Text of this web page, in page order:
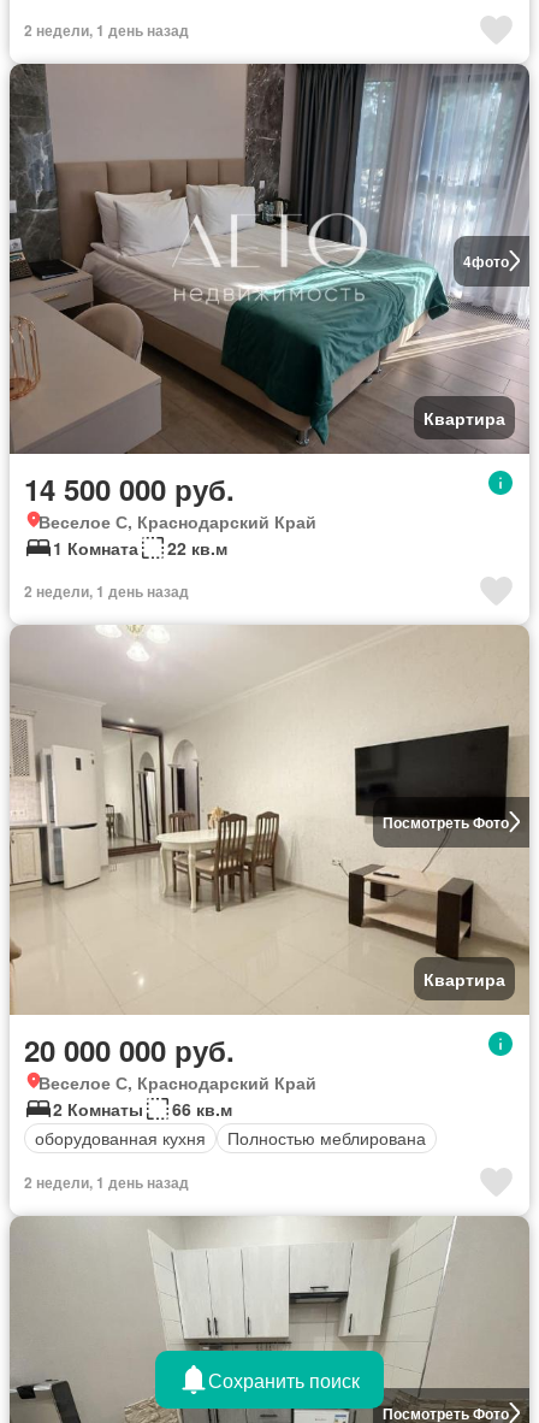
2 недели, 1 день назад
4фото
Квартира
14 500 000 руб.
Веселое С, Краснодарский Край
1 Комната
22 кв.м
2 недели, 1 день назад
Посмотреть Фото
Квартира
20 000 000 руб.
Веселое С, Краснодарский Край
2 Комнаты
66 кв.м
оборудованная кухня
Полностью меблирована
2 недели, 1 день назад
Посмотреть Фото
Сохранить поиск